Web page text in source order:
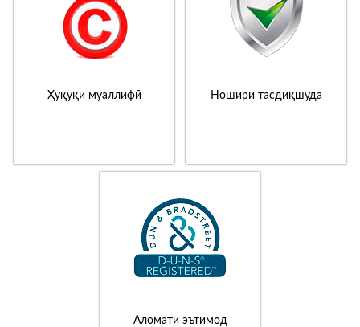
Ҳуқуқи муаллифӣ Ношири тасдиқшуда
Аломати эътимод